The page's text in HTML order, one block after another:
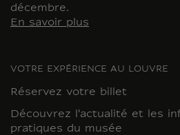
décembre.
En savoir plus
VOTRE EXPÉRIENCE AU LOUVRE
Réservez votre billet
Découvrez l'actualité et les
pratiques du musée